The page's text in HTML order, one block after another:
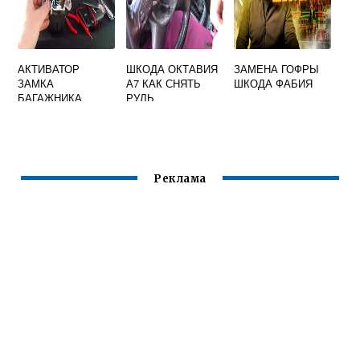
АКТИВАТОР
ЗАМКА
БАГАЖНИКА
ШКОДА ОКТАВИЯ
А7 КАК СНЯТЬ
РУЛЬ
ЗАМЕНА ГОФРЫ
ШКОДА ФАБИЯ
Реклама